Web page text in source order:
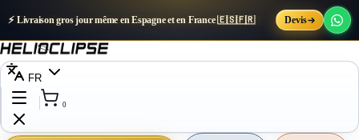
⚡ Livraison gros jour même en Espagne et en France 🇪🇸🇫🇷 Devis
FR
0